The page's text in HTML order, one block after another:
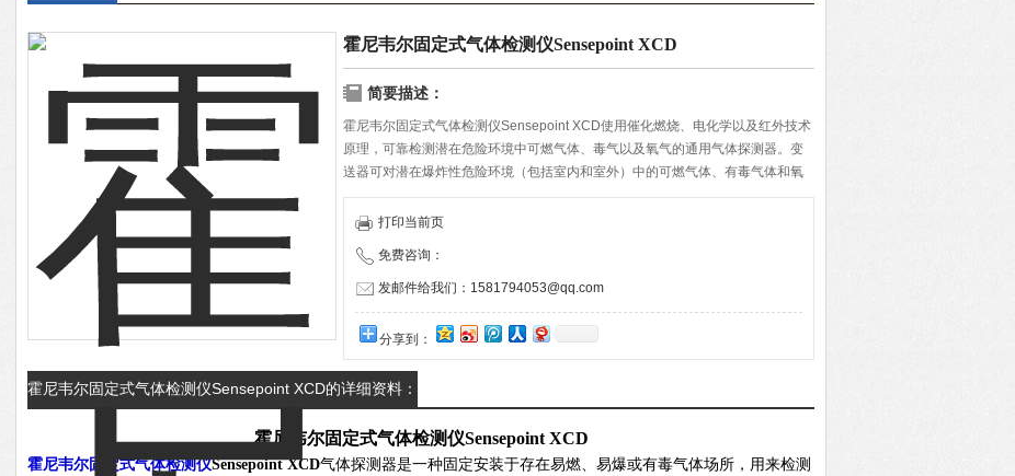
霍尼韦尔固定式气体检测仪Sensepoint XCD
简要描述：
霍尼韦尔固定式气体检测仪Sensepoint XCD使用催化燃烧、电化学以及红外技术
原理，可靠检测潜在危险环境中可燃气体、毒气以及氧气的通用气体探测器。变
送器可对潜在爆炸性危险环境（包括室内和室外）中的可燃气体、有毒气体和氧
气危害提供全面监控。
打印当前页
免费咨询：
发邮件给我们：1581794053@qq.com
分享到：
霍尼韦尔固定式气体检测仪Sensepoint XCD的详细资料：
霍尼韦尔固定式气体检测仪Sensepoint XCD
霍尼韦尔固定式气体检测仪Sensepoint XCD气体探测器是一种固定安装于存在易燃、易爆或有毒气体场所，用来检测